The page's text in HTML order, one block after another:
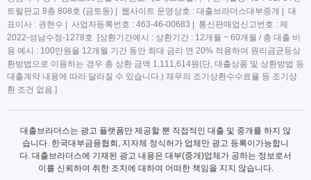
트럴판교 8층 808호 (금토동) | 웹사이트 운영상호 : 대출브라더스대부중개 | 대
표이사 : 권현수 | 사업자등록번호 : 463-46-00683 | 통신판매업신고번호 : 제
2022-성남수정-1278호 [상환기간예시 : 상환기간 : 12개월 ~ 60개월 / 총 대출 비
용 예시 : 100만원을 12개월 기간 동안 최대 금리 연 20% 적용하여 원리금균등상
환방법으로 이용하는 경우 총 상환 금액 1,111,614원(단, 대출상품 및 상환방법 등
대출계약 내용에 따라 달라질 수 있습니다.) 채무의 조기상환수수료율 등 조기상
환 조건 없음.]
대출브라더스는 광고 플랫폼만 제공할 뿐 직접적인 대출 및 중개를 하지 않
습니다. 한국대부금융협회, 지자체 정식허가 업체만 광고 등록이가능합니
다. 대출브라더스에 기재된 광고 내용은 대부(중개)업체가 공하는 정보로서
이를 신뢰하여 취한 조치에 대하여 어떠한 책임을 지지 않습니다.